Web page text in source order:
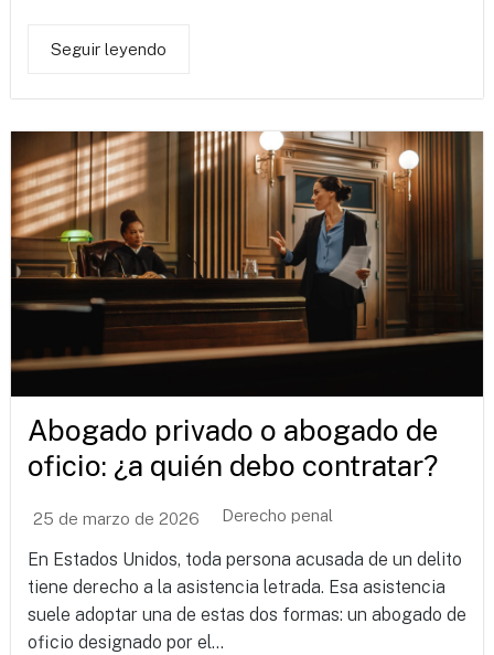
Seguir leyendo
Abogado privado o abogado de
oficio: ¿a quién debo contratar?
25 de marzo de 2026 Derecho penal
En Estados Unidos, toda persona acusada de un delito
tiene derecho a la asistencia letrada. Esa asistencia
suele adoptar una de estas dos formas: un abogado de
oficio designado por el...